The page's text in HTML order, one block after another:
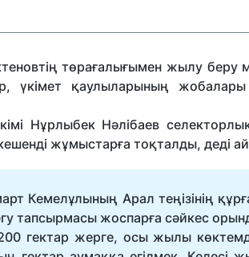
төрағалығымен жылу
үкімет қаулыларының
Нұрлыбек Нәлібаев
жұмыстарға тоқталды, деді
Кемелұлының Арал теңізінің
тапсырмасы жоспарға сәйкес
гектар жерге, осы жылы